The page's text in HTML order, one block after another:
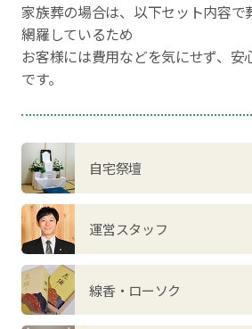
家族葬の場合は、以下セット内容で
網羅しているため
お客様には費用などを気にせず、安
です。
自宅祭壇
運営スタッフ
線香・ローソク